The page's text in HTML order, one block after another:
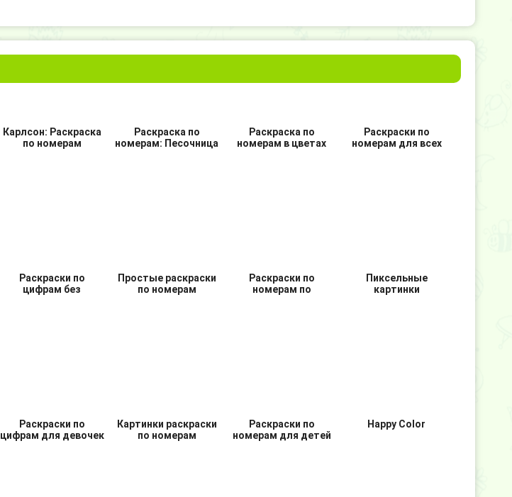
Карлсон: Раскраска
по номерам
Раскраска по
номерам: Песочница
Раскраска по
номерам в цветах
Раскраски по
номерам для всех
Раскраски по
цифрам без
Простые раскраски
по номерам
Раскраски по
номерам по
Пиксельные
картинки
Раскраски по
цифрам для девочек
Картинки раскраски
по номерам
Раскраски по
номерам для детей
Happy Color